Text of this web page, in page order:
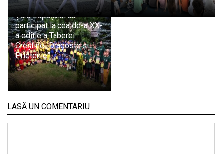
150 de copii și tineri din
Țara Lăpușului au
participat la cea de-a XX-
a ediție a Taberei
Creștine „Dragoste și
Prietenie”
LASĂ UN COMENTARIU